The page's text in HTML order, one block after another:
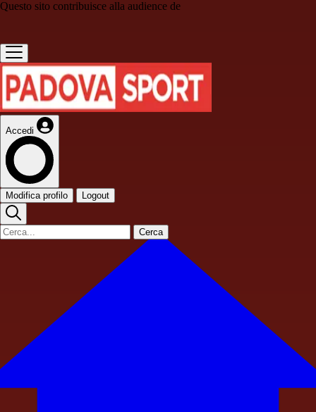
Questo sito contribuisce alla audience de
Accedi
Modifica profilo Logout
Cerca